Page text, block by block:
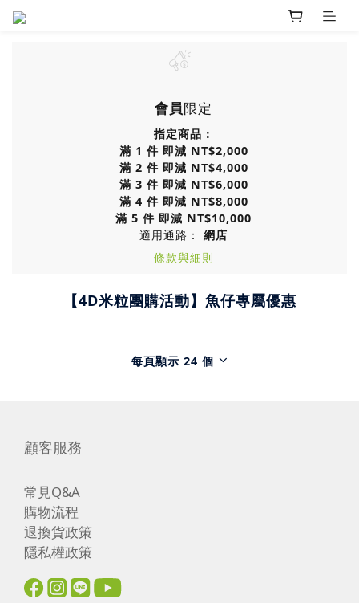
會員限定
指定商品：
滿 1 件 即減 NT$2,000
滿 2 件 即減 NT$4,000
滿 3 件 即減 NT$6,000
滿 4 件 即減 NT$8,000
滿 5 件 即減 NT$10,000
適用通路： 網店
條款與細則
【4D米粒團購活動】魚仔專屬優惠
每頁顯示 24 個
顧客服務
常見Q&A
購物流程
退換貨政策
隱私權政策